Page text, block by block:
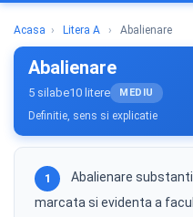
Acasa › Litera A › Abalienare
Abalienare
5 silabe10 litere MEDIU
Definitie, sens si explicatie
1
Abalienare
marcata si evidenta a